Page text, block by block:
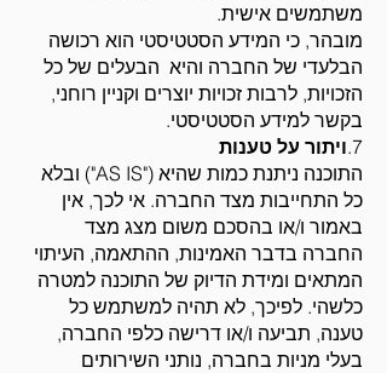
משתמשים אישית.
מובהר, כי המידע הסטטיסטי הוא רכושה
הבלעדי של החברה והיא הבעלים של כל
הזכויות, לרבות זכויות יוצרים וקניין רוחני,
בקשר למידע הסטטיסטי.
7. ויתור על טענות
התוכנה ניתנת כמות שהיא ("AS IS") ובלא
כל התחייבות מצד החברה. אי לכך, אין
באמור ו/או בהסכם משום מצג מצד
החברה בדבר האמינות, ההתאמה, העיתוי
המתאים ומידת הדיוק של התוכנה למטרה
כלשהי. לפיכך, לא תהיה למשתמש כל
טענה, תביעה ו/או דרישה כלפי החברה,
בעלי מניות בחברה, נותני השירותים